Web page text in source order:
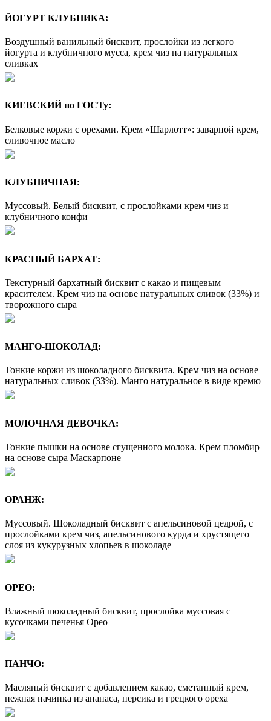
ЙОГУРТ КЛУБНИКА:
Воздушный ванильный бисквит, прослойки из легкого
йогурта и клубничного мусса, крем чиз на натуральных
сливках
КИЕВСКИЙ по ГОСТу:
Белковые коржи с орехами. Крем «Шарлотт»: заварной крем,
сливочное масло
КЛУБНИЧНАЯ:
Муссовый. Белый бисквит, с прослойками крем чиз и
клубничного конфи
КРАСНЫЙ БАРХАТ:
Текстурный бархатный бисквит с какао и пищевым
красителем. Крем чиз на основе натуральных сливок (33%) и
творожного сыра
МАНГО-ШОКОЛАД:
Тонкие коржи из шоколадного бисквита. Крем чиз на основе
натуральных сливок (33%). Манго натуральное в виде кремю
МОЛОЧНАЯ ДЕВОЧКА:
Тонкие пышки на основе сгущенного молока. Крем пломбир
на основе сыра Маскарпоне
ОРАНЖ:
Муссовый. Шоколадный бисквит с апельсиновой цедрой, с
прослойками крем чиз, апельсинового курда и хрустящего
слоя из кукурузных хлопьев в шоколаде
ОРЕО:
Влажный шоколадный бисквит, прослойка муссовая с
кусочками печенья Орео
ПАНЧО:
Масляный бисквит с добавлением какао, сметанный крем,
нежная начинка из ананаса, персика и грецкого ореха